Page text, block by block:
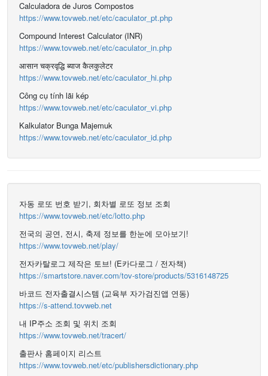
Calculadora de Juros Compostos
https://www.tovweb.net/etc/caculator_pt.php
Compound Interest Calculator (INR)
https://www.tovweb.net/etc/caculator_in.php
आसान चक्रवृद्धि ब्याज कैलकुलेटर
https://www.tovweb.net/etc/caculator_hi.php
Công cụ tính lãi kép
https://www.tovweb.net/etc/caculator_vi.php
Kalkulator Bunga Majemuk
https://www.tovweb.net/etc/caculator_id.php
자동 로또 번호 받기, 회차별 로또 정보 조회
https://www.tovweb.net/etc/lotto.php
전국의 공연, 전시, 축제 정보를 한눈에 모아보기!
https://www.tovweb.net/play/
전자카탈로그 제작은 토브! (E카다로그 / 전자책)
https://smartstore.naver.com/tov-store/products/5316148725
바코드 전자출결시스템 (교육부 자가검진앱 연동)
https://s-attend.tovweb.net
내 IP주소 조회 및 위치 조회
https://www.tovweb.net/tracert/
출판사 홈페이지 리스트
https://www.tovweb.net/etc/publishersdictionary.php